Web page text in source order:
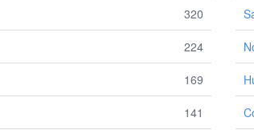
320
224
169
141